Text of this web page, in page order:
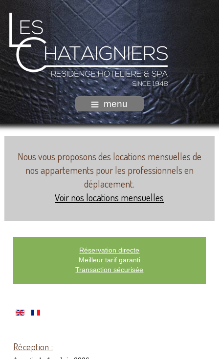
menu
Nous vous proposons des locations mensuelles de
nos appartements pour les professionnels en
déplacement.
Voir nos locations mensuelles
Réservation directe
Meilleur tarif garanti
Transaction sécurisée
Réception :